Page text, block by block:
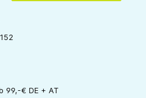
99,-€ DE + AT